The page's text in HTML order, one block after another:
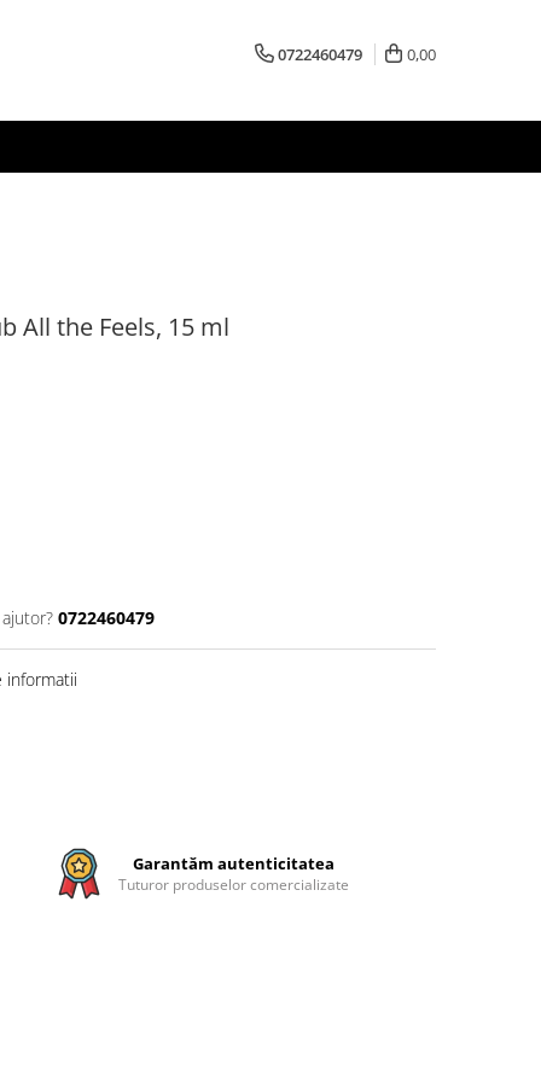
0722460479 0,00
All the Feels, 15 ml
0722460479
informatii
Garantăm autenticitatea
Tuturor produselor comercializate